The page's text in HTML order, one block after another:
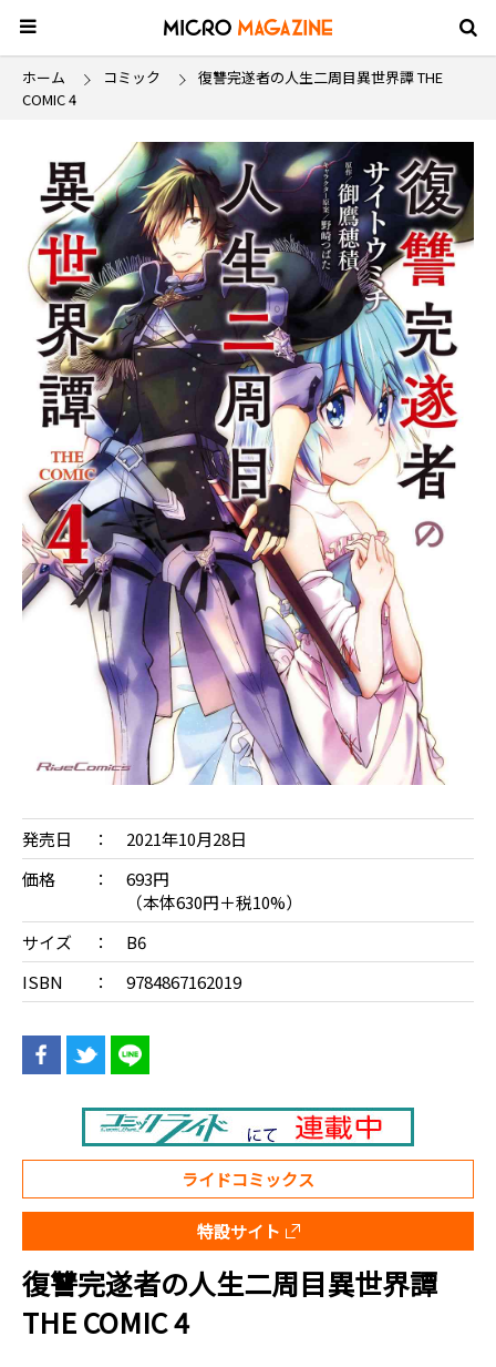
ホーム コミック
復讐完遂者の人生二周目異世界譚 THE
COMIC 4
発売日
2021年10月28日
価格
693円
（本体630円＋税10%）
サイズ
B6
ISBN
9784867162019
ライドコミックス
特設サイト
復讐完遂者の人生二周目異世界譚
THE COMIC 4